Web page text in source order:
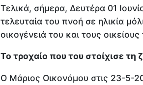
Τελικά, σήμερα, Δευτέρα 01
τελευταία του πνοή σε ηλικία
οικογένειά του και τους
Το τροχαίο που του στοίχισε τη
Ο Μάριος Οικονόμου στις 23-5-